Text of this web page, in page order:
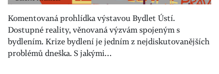
Komentovaná prohlídka výstavou Bydlet Ústí.
Dostupné reality, věnovaná výzvám spojeným s
bydlením. Krize bydlení je jedním z nejdiskutovanějších
problémů dneška. S jakými…